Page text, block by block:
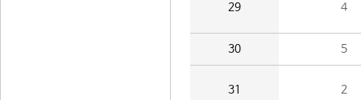
29 4
30 5
31 2